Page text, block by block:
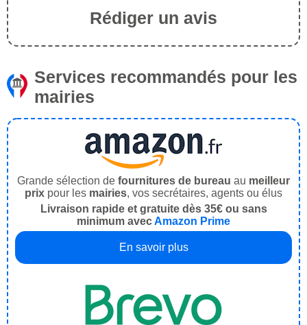
Rédiger un avis
Services recommandés pour les
mairies
Grande sélection de fournitures de bureau au meilleur
prix pour les mairies, vos secrétaires, agents ou élus
Livraison rapide et gratuite dès 35€ ou sans
minimum avecAmazon Prime
En savoir plus